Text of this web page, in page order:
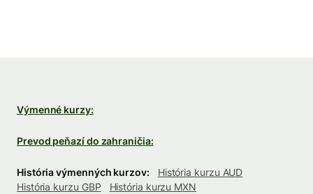
Výmenné kurzy:
Prevod peňazí do zahraničia:
História výmenných kurzov:
História kurzu AUD
História kurzu GBP
História kurzu MXN